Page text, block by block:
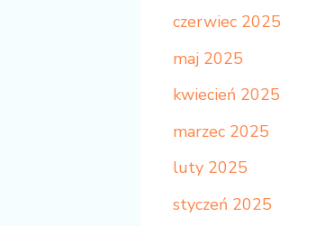
czerwiec 2025
maj 2025
kwiecień 2025
marzec 2025
luty 2025
styczeń 2025